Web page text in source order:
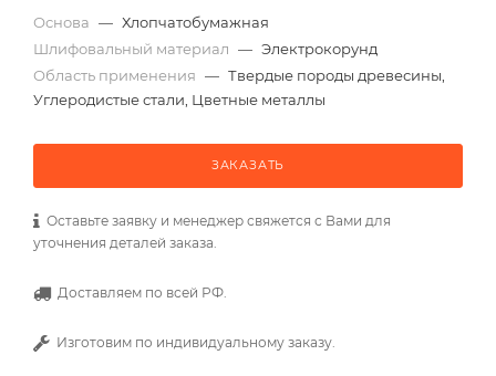
Основа — Хлопчатобумажная
Шлифовальный материал — Электрокорунд
Область применения — Твердые породы древесины,
Углеродистые стали, Цветные металлы
ЗАКАЗАТЬ
Оставьте заявку и менеджер свяжется с Вами для
уточнения деталей заказа.
Доставляем по всей РФ.
Изготовим по индивидуальному заказу.